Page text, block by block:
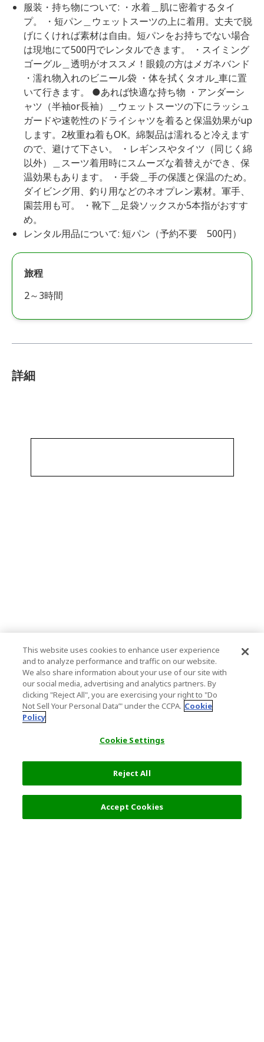
服装・持ち物について: ・水着＿肌に密着するタイ
プ。 ・短パン＿ウェットスーツの上に着用。丈夫で脱
げにくければ素材は自由。短パンをお持ちでない場合
は現地にて500円でレンタルできます。 ・スイミング
ゴーグル＿透明がオススメ！眼鏡の方はメガネバンド
・濡れ物入れのビニール袋 ・体を拭くタオル_車に置
いて行きます。 ●あれば快適な持ち物 ・アンダーシ
ャツ（半袖or長袖）＿ウェットスーツの下にラッシュ
ガードや速乾性のドライシャツを着ると保温効果がup
します。2枚重ね着もOK。綿製品は濡れると冷えます
ので、避けて下さい。 ・レギンスやタイツ（同じく綿
以外）＿スーツ着用時にスムーズな着替えができ、保
温効果もあります。 ・手袋＿手の保護と保温のため。
ダイビング用、釣り用などのネオプレン素材。軍手、
園芸用も可。 ・靴下＿足袋ソックスか5本指がおすす
め。
レンタル用品について: 短パン（予約不要 500円）
旅程
2～3時間
詳細
This website uses cookies to enhance user experience
and to analyze performance and traffic on our website.
We also share information about your use of our site with
our social media, advertising and analytics partners. By
clicking "Reject All", you are exercising your right to "Do
Not Sell Your Personal Data’" under the CCPA. Cookie
Policy
Cookie Settings
Reject All
Accept Cookies